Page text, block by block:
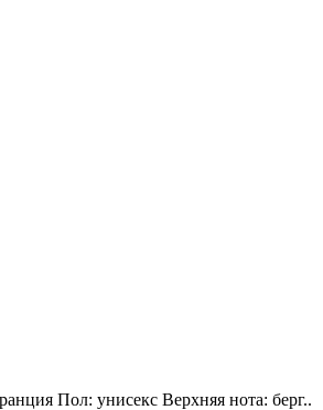
Пол: унисекс Верхняя нота: берг..